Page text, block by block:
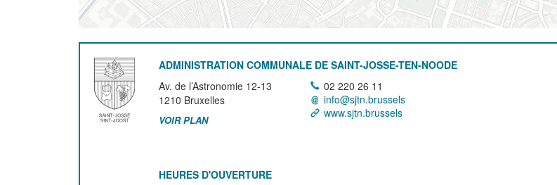
ADMINISTRATION COMMUNALE DE SAINT-JOSSE-TEN-NOODE
Av. de l’Astronomie 12-13
1210 Bruxelles
VOIR PLAN
02 220 26 11
info@sjtn.brussels
www.sjtn.brussels
HEURES D'OUVERTURE